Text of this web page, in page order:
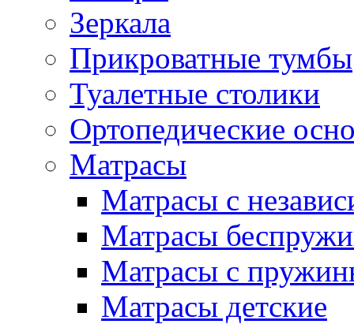
Зеркала
Прикроватные тумбы
Туалетные столики
Ортопедические
Матрасы
Матрасы с
Матрасы
Матрасы с
Матрасы детские